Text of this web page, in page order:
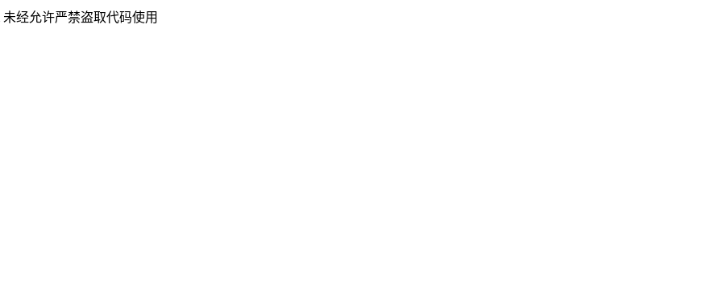
未经允许严禁盗取代码使用